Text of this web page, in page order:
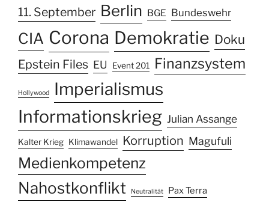
11. September Berlin BGE Bundeswehr
CIA Corona Demokratie Doku
Epstein Files EU Event 201 Finanzsystem
Hollywood
Imperialismus
Informationskrieg Julian Assange
Kalter Krieg Klimawandel Korruption Magufuli
Medienkompetenz
Nahostkonflikt Neutralität Pax Terra